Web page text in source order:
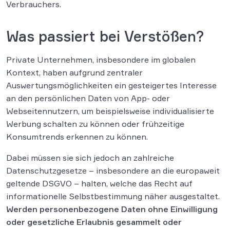
Verbrauchers.
Was passiert bei Verstößen?
Private Unternehmen, insbesondere im globalen
Kontext, haben aufgrund zentraler
Auswertungsmöglichkeiten ein gesteigertes Interesse
an den persönlichen Daten von App- oder
Webseitennutzern, um beispielsweise individualisierte
Werbung schalten zu können oder frühzeitige
Konsumtrends erkennen zu können.
Dabei müssen sie sich jedoch an zahlreiche
Datenschutzgesetze – insbesondere an die europaweit
geltende DSGVO – halten, welche das Recht auf
informationelle Selbstbestimmung näher ausgestaltet.
Werden personenbezogene Daten ohne Einwilligung
oder gesetzliche Erlaubnis gesammelt oder